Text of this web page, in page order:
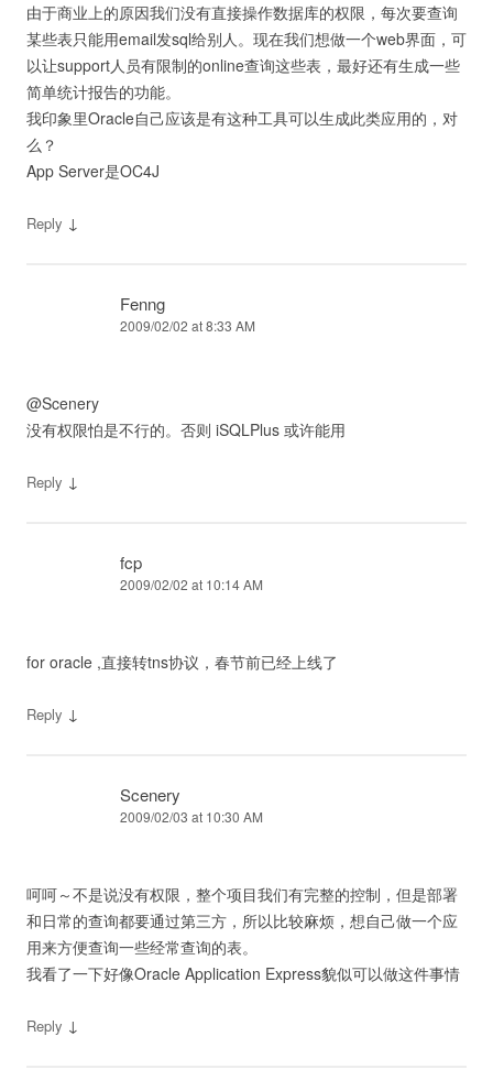
由于商业上的原因我们没有直接操作数据库的权限，每次要查询
某些表只能用email发sql给别人。现在我们想做一个web界面，可
以让support人员有限制的online查询这些表，最好还有生成一些
简单统计报告的功能。
我印象里Oracle自己应该是有这种工具可以生成此类应用的，对
么？
App Server是OC4J
Reply ↓
Fenng
2009/02/02 at 8:33 AM
@Scenery
没有权限怕是不行的。否则 iSQLPlus 或许能用
Reply ↓
fcp
2009/02/02 at 10:14 AM
for oracle ,直接转tns协议，春节前已经上线了
Reply ↓
Scenery
2009/02/03 at 10:30 AM
呵呵～不是说没有权限，整个项目我们有完整的控制，但是部署
和日常的查询都要通过第三方，所以比较麻烦，想自己做一个应
用来方便查询一些经常查询的表。
我看了一下好像Oracle Application Express貌似可以做这件事情
Reply ↓